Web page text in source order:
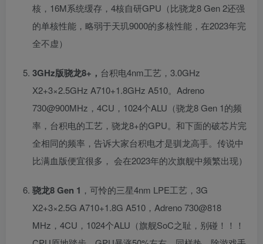
核，16M系统缓存，4核自研GPU（比骁龙8 Gen 2还强
的单核性能，略弱于天玑9000的多核性能，在2023年完
全不虚）
3GHz版骁龙8+， 台积电4nm工艺，3.0GHz
X2+3×2.5GHz A710+1.8GHz A510。Adreno
730@900MHz，4CU，1024个ALU（骁龙8 Gen 1的频
率，台积电的工艺，骁龙8+的GPU。和下面的破芯片完
全相同的频率，告诉大家台积电才是驯龙高手。传说中
比满血版便宜很多， 会在2023年的次旗舰中频繁出现）
骁龙8 Gen 1 ，可怜的三星4nm LPE工艺，3G
X2+3×2.5G A710+1.8G A510，Adreno 730@818
MHz，4CU，1024个ALU（旗舰SoC之耻，别碰！！！